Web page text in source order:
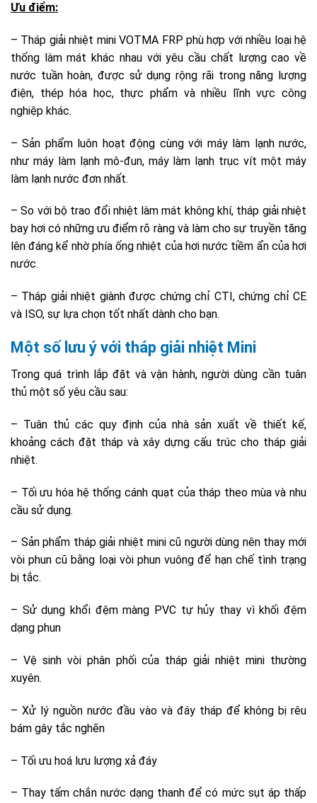
Ưu điểm:
– Tháp giải nhiệt mini VOTMA FRP phù hợp với nhiều loại hệ
thống làm mát khác nhau với yêu cầu chất lượng cao về
nước tuần hoàn, được sử dụng rộng rãi trong năng lượng
điện, thép hóa học, thực phẩm và nhiều lĩnh vực công
nghiệp khác.
– Sản phẩm luôn hoạt động cùng với máy làm lạnh nước,
như máy làm lạnh mô-đun, máy làm lạnh trục vít một máy
làm lạnh nước đơn nhất.
– So với bộ trao đổi nhiệt làm mát không khí, tháp giải nhiệt
bay hơi có những ưu điểm rõ ràng và làm cho sự truyền tăng
lên đáng kể nhờ phía ống nhiệt của hơi nước tiềm ẩn của hơi
nước.
– Tháp giải nhiệt giành được chứng chỉ CTI, chứng chỉ CE
và ISO, sự lựa chọn tốt nhất dành cho bạn.
Một số lưu ý với tháp giải nhiệt Mini
Trong quá trình lắp đặt và vận hành, người dùng cần tuân
thủ một số yêu cầu sau:
– Tuân thủ các quy định của nhà sản xuất về thiết kế,
khoảng cách đặt tháp và xây dựng cấu trúc cho tháp giải
nhiệt.
– Tối ưu hóa hệ thống cánh quạt của tháp theo mùa và nhu
cầu sử dụng.
– Sản phẩm tháp giải nhiệt mini cũ người dùng nên thay mới
vòi phun cũ bằng loại vòi phun vuông để hạn chế tình trạng
bị tắc.
– Sử dụng khổi đệm màng PVC tự hủy thay vì khối đệm
dạng phun
– Vệ sinh vòi phân phối của tháp giải nhiệt mini thường
xuyên.
– Xử lý nguồn nước đầu vào và đáy tháp để không bị rêu
bám gây tắc nghẽn
– Tối ưu hoá lưu lượng xả đáy
– Thay tấm chắn nước dạng thanh để có mức sụt áp thấp